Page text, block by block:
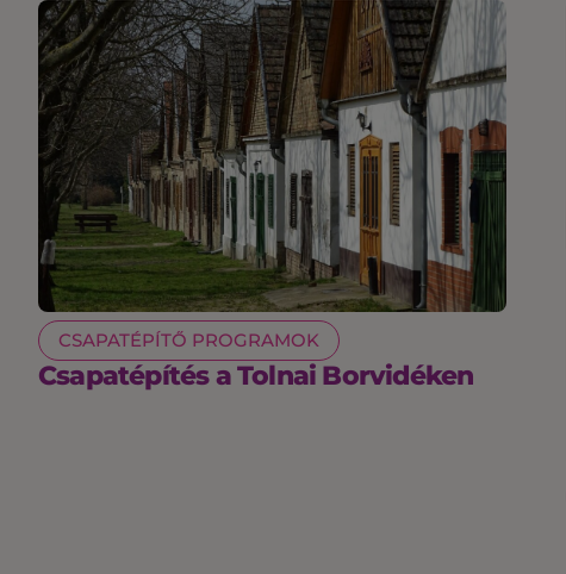
CSAPATÉPÍTŐ PROGRAMOK
Csapatépítés a Tolnai Borvidéken